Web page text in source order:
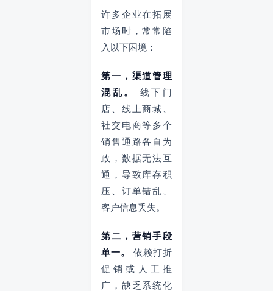
许多企业在拓展
市场时，常常陷
入以下困境：
第一，渠道管理
混乱。
线下门
店、线上商城、
社交电商等多个
销售通路各自为
政，数据无法互
通，导致库存积
压、订单错乱、
客户信息丢失。
第二，营销手段
单一。
依赖打折
促销或人工推
广，缺乏系统化